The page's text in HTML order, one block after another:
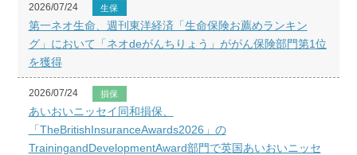
2026/07/24 生保
第一ネオ生命、週刊東洋経済「生命保険お薦めランキン
グ」において「ネオdeがんちりょう」ががん保険部門第1位
を獲得
2026/07/24 損保
あいおいニッセイ同和損保、
「TheBritishInsuranceAwards2026」の
TrainingandDevelopmentAward部門で英国あいおいニッセ